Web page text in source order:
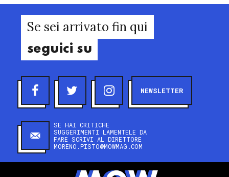
Se sei arrivato fin qui
seguici su
NEWSLETTER
SE HAI CRITICHE
SUGGERIMENTI LAMENTELE DA
FARE SCRIVI AL DIRETTORE
MORENO.PISTO@MOWMAG.COM